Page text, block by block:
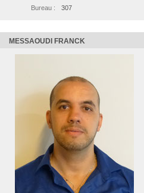
Bureau :
307
MESSAOUDI FRANCK